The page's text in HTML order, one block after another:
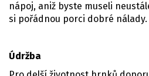
nápoj, aniž byste museli
si pořádnou porci dobré nálady.
Údržba